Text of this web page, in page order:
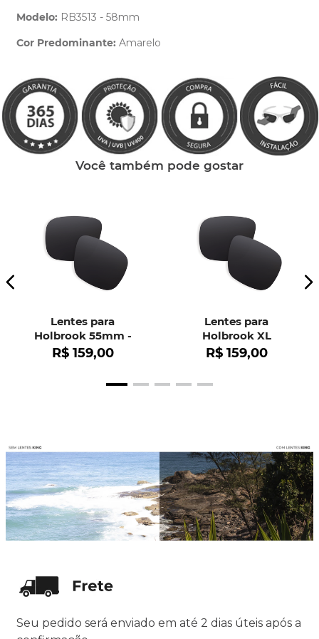
Modelo: RB3513 - 58mm
Cor Predominante: Amarelo
Você também pode gostar
Lentes para
Holbrook 55mm -
OO9102
R$ 159,00
Lentes para
Holbrook XL
R$ 159,00
Seu pedido será enviado em até 2 dias úteis após a